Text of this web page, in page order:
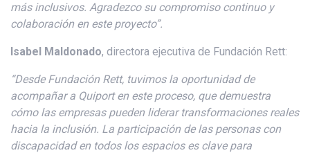
más inclusivos. Agradezco su compromiso continuo y
colaboración en este proyecto”.
Isabel Maldonado, directora ejecutiva de Fundación Rett:
“Desde Fundación Rett, tuvimos la oportunidad de
acompañar a Quiporten este proceso, que demuestra
cómo las empresas pueden liderar transformaciones reales
hacia la inclusión. La participaciónde las personas con
discapacidad en todos los espacios es clave para